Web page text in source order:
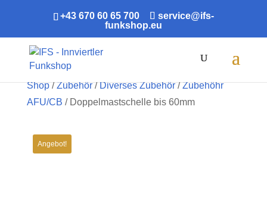
+43 670 60 65 700
service@ifs-
funkshop.eu
Shop/Zubehör/Diverses Zubehör/Zubehöhr
AFU/CB / Doppelmastschelle bis 60mm
Angebot!